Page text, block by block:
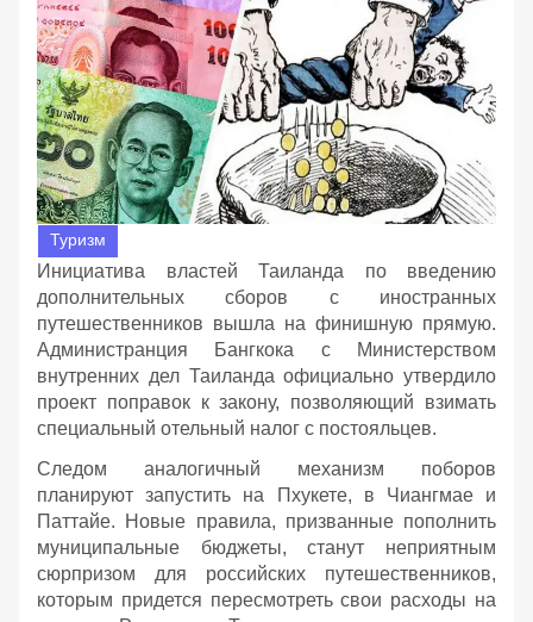
Туризм
Инициатива властей Таиланда по введению
дополнительных сборов с иностранных
путешественников вышла на финишную прямую.
Администранция Бангкока с Министерством
внутренних дел Таиланда официально утвердило
проект поправок к закону, позволяющий взимать
специальный отельный налог с постояльцев.
Следом аналогичный механизм поборов
планируют запустить на Пхукете, в Чиангмае и
Паттайе. Новые правила, призванные пополнить
муниципальные бюджеты, станут неприятным
сюрпризом для российских путешественников,
которым придется пересмотреть свои расходы на